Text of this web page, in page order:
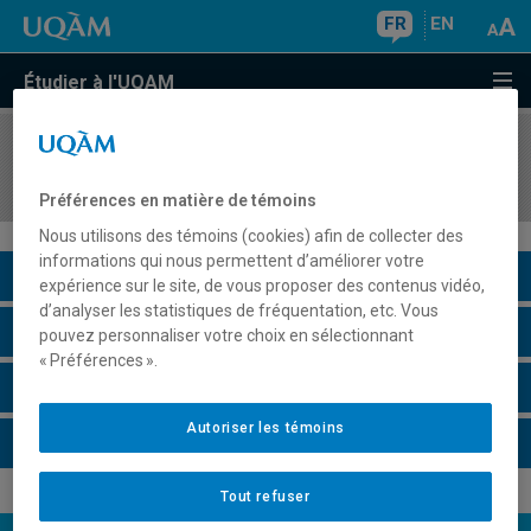
FR EN
Étudier à l'UQAM
COURS//
Description du cours
Horaire - Été 2026
Préférences en matière de témoins
Nous utilisons des témoins (cookies) afin de collecter des
informations qui nous permettent d’améliorer votre
expérience sur le site, de vous proposer des contenus vidéo,
d’analyser les statistiques de fréquentation, etc. Vous
pouvez personnaliser votre choix en sélectionnant
« Préférences ».
Tout refuser
Autoriser les témoins